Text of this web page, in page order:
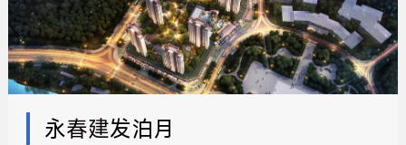
永春建发泊月